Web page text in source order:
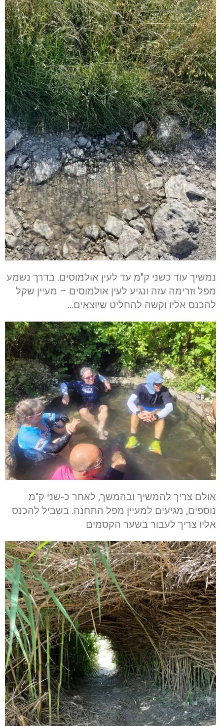
נמשיך עוד כשני ק"מ עד לעין אולמוסים. בדרך נשמע
מפל וזרימה עזה ונגיע לעין אולמוסים – מעיין שקל
להכנס אליו וקשה להחליט שיוצאים…
אולם צריך להמשיך ובהמשך, לאחר כ-שני ק"מ
נוספים, מגיעים למעיין מפל התחנה. בשביל להכנס
אליו צריך לעבור בשער הקסמים